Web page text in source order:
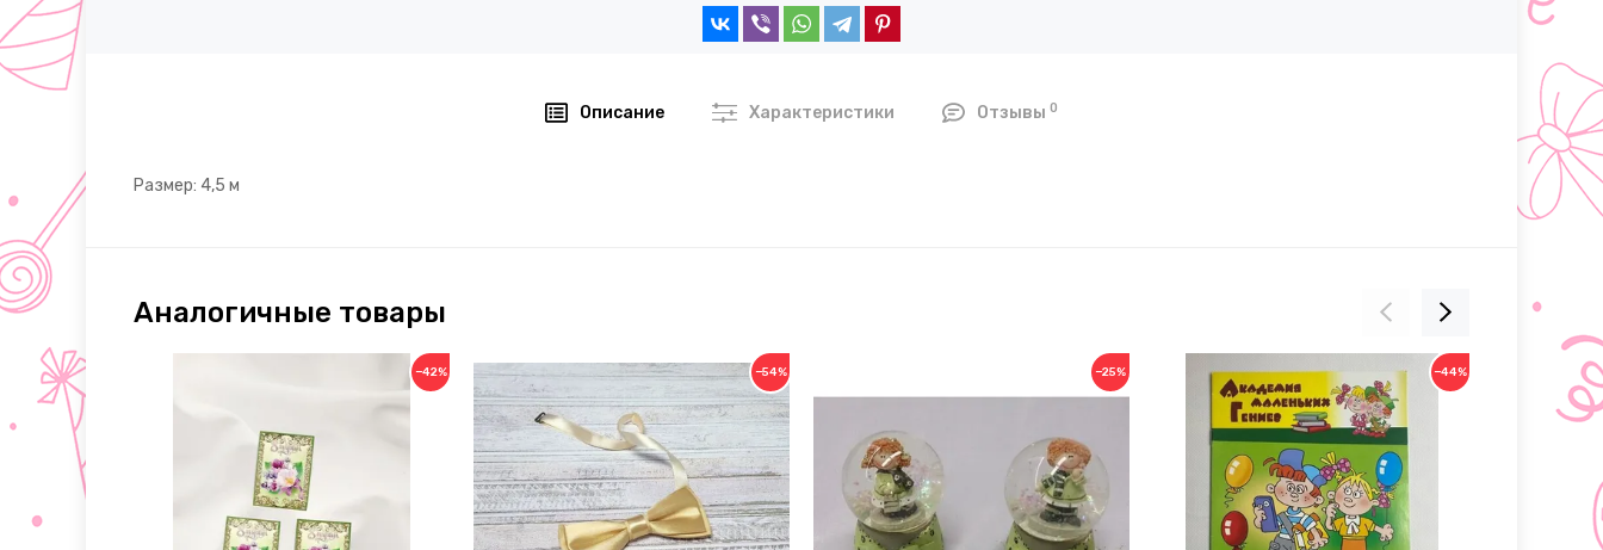
Описание Характеристики Отзывы 0
Размер: 4,5 м
Аналогичные товары
−42% −54% −25% −44%